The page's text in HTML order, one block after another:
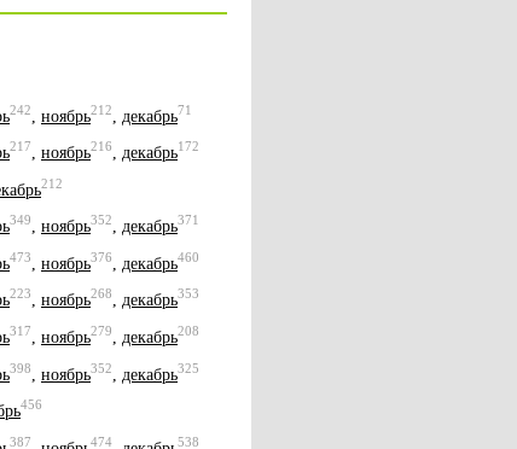
242 ноябрь212 декабрь71
217, ноябрь216, декабрь172
212
349, ноябрь352, декабрь371
473 ноябрь376 декабрь460
223, ноябрь268, декабрь353
317 ноябрь279 декабрь208
398 ноябрь352 декабрь325
456
387 474 538